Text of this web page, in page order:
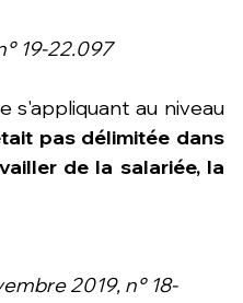
19-22.097
s'appliquant au niveau
pas délimitée dans
de la salariée, la
2019, n° 18-